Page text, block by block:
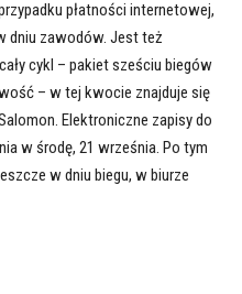
płatności internetowej,
dniu zawodów. Jest też
cykl – pakiet sześciu biegów
– w tej kwocie znajduje się
Elektroniczne zapisy do
w środę, 21 września. Po tym
w dniu biegu, w biurze